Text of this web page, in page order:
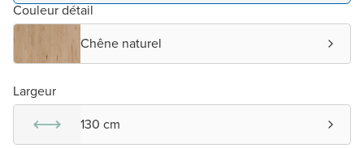
Couleur détail
Chêne naturel
Largeur
130 cm